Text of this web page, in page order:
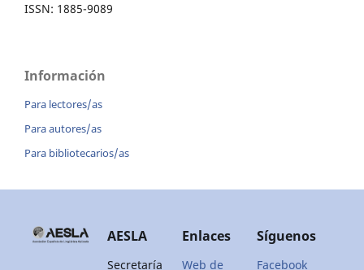
ISSN: 1885-9089
Información
Para lectores/as
Para autores/as
Para bibliotecarios/as
AESLA
Secretaría
Enlaces
Web de
Síguenos
Facebook